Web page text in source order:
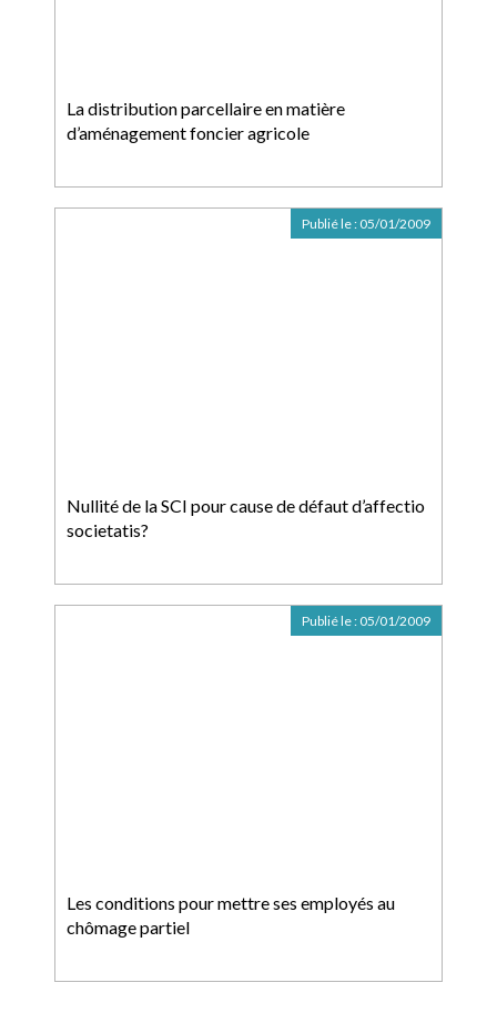
La distribution parcellaire en matière
d’aménagement foncier agricole
Nullité de la SCI pour cause de défaut d’affectio
societatis?
Publié le : 05/01/2009
Les conditions pour mettre ses employés au
chômage partiel
Publié le : 05/01/2009